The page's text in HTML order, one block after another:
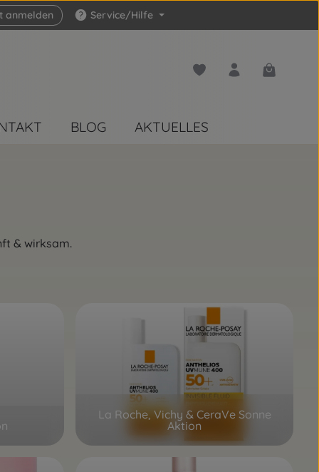
anmelden Service/Hilfe
Du hast 0 Produkte auf
BLOG AKTUELLES
& wirksam.
La Roche, Vichy & CeraVe Sonne
Aktion